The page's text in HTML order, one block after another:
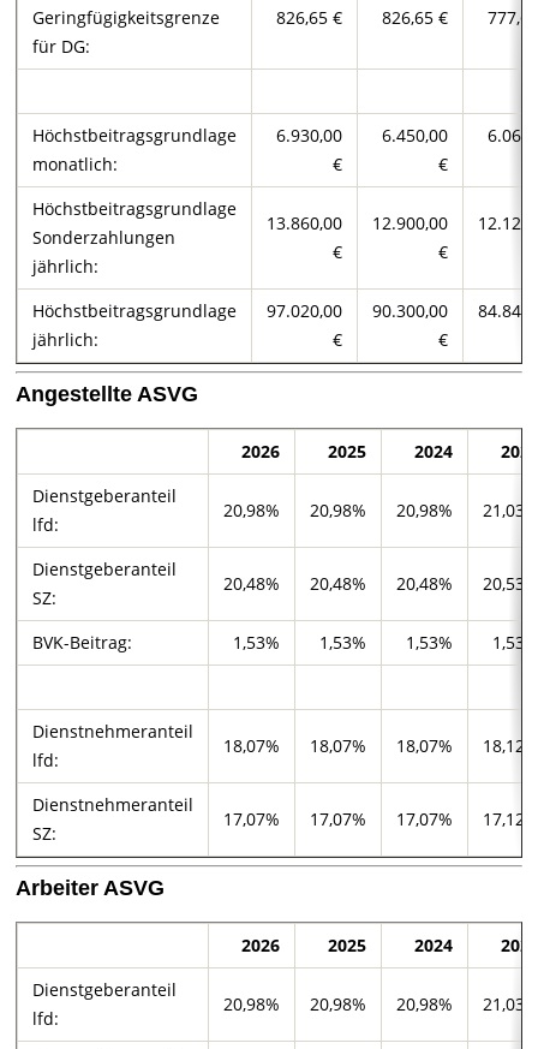
Geringfügigkeitsgrenze
für DG:
826,65 € 826,65 €
Höchstbeitragsgrundlage
monatlich:
6.930,00
€
6.450,00
€
Höchstbeitragsgrundlage
Sonderzahlungen
jährlich:
13.860,00
€
12.900,00
€
Höchstbeitragsgrundlage
jährlich:
97.020,00
€
90.300,00
€
Angestellte ASVG
2026 2025 2024
2023
Dienstgeberanteil
lfd:
20,98% 20,98% 20,98% 21,03%
Dienstgeberanteil
SZ:
20,48% 20,48% 20,48% 20,53%
BVK-Beitrag: 1,53% 1,53% 1,53% 1,53%
Dienstnehmeranteil
lfd:
18,07% 18,07% 18,07% 18,12%
Dienstnehmeranteil
SZ:
17,07% 17,07% 17,07% 17,12%
Arbeiter ASVG
2026 2025 2024
2023
Dienstgeberanteil
lfd:
20,98% 20,98% 20,98% 21,03%